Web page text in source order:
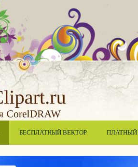
БЕСПЛАТНЫЙ ВЕКТОР ПЛАТНЫЙ